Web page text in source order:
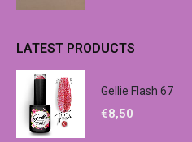
LATEST PRODUCTS
Gellie Flash 67
€8,50